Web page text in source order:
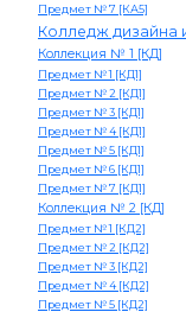
Предмет № 7 [КА5]
Колледж дизайна
Коллекция № 1 [КД]
Предмет № 1 [КД1]
Предмет № 2 [КД1]
Предмет № 3 [КД1]
Предмет № 4 [КД1]
Предмет № 5 [КД1]
Предмет № 6 [КД1]
Предмет № 7 [КД1]
Коллекция № 2 [КД]
Предмет № 1 [КД2]
Предмет № 2 [КД2]
Предмет № 3 [КД2]
Предмет № 4 [КД2]
Предмет № 5 [КД2]